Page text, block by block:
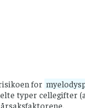
for
typer cellegifter